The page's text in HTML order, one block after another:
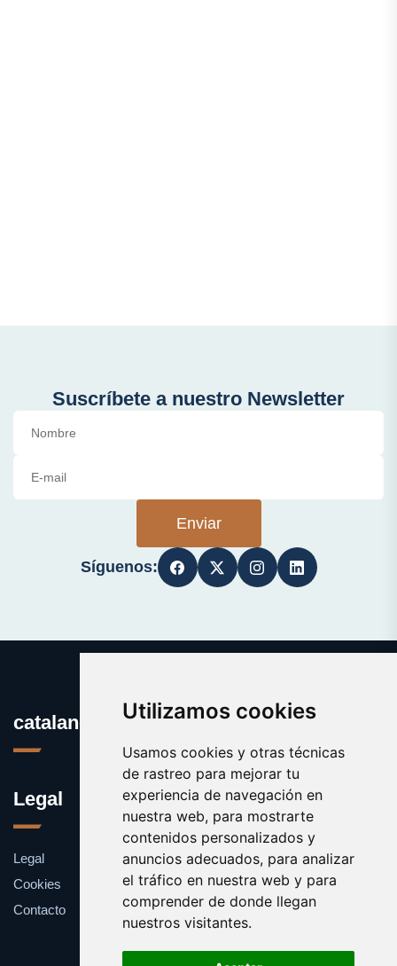
Utilizamos cookies
Usamos cookies y otras técnicas
de rastreo para mejorar tu
experiencia de navegación en
nuestra web, para mostrarte
contenidos personalizados y
anuncios adecuados, para analizar
el tráfico en nuestra web y para
comprender de donde llegan
nuestros visitantes.
Suscríbete a nuestro Newsletter
Enviar
Síguenos:
catalanes.org
Legal
Legal
Cookies
Contacto